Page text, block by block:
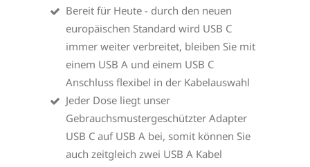
Bereit für Heute - durch den neuen
europäischen Standard wird USB C
immer weiter verbreitet, bleiben Sie mit
einem USB A und einem USB C
Anschluss flexibel in der Kabelauswahl
Jeder Dose liegt unser
Gebrauchsmustergeschützter Adapter
USB C auf USB A bei, somit können Sie
auch zeitgleich zwei USB A Kabel